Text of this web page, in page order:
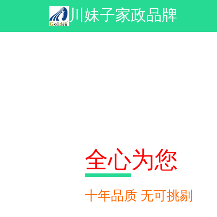
川妹子家政品牌
全心为您
十年品质 无可挑剔
全心为您
十年品质 无可挑剔
全心为您
十年品质 无可挑剔